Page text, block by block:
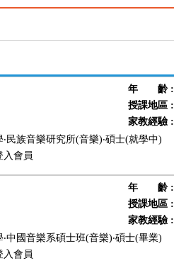
年 齡:
授課地區:
家教經驗:
民族音樂研究所(音樂)‧碩士(就學中)
入會員
年 齡:
授課地區:
家教經驗:
中國音樂系碩士班(音樂)‧碩士(畢業)
入會員